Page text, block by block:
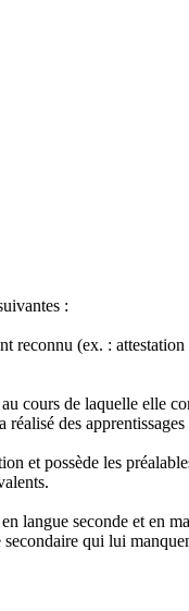
:
(ex. :
cours de laquelle elle
des
et possède les
langue seconde et en
qui lui